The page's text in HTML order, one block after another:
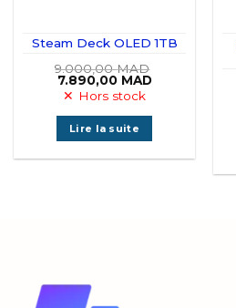
Steam Deck OLED 1TB
9.000,00MAD
Le
prix
initial
était :
9.000,00 MAD.
7.890,00 MADLe
est :
Hors stock
Lire la suite